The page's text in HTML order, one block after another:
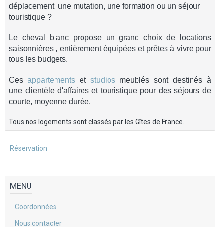
déplacement, une mutation, une formation ou un séjour
touristique ?
Le cheval blanc propose un grand choix de locations
saisonnières , entièrement équipées et prêtes à vivre pour
tous les budgets.
Ces appartementset studiosmeublés sont destinés à
une clientèle d'affaires et touristique pour des séjours de
courte, moyenne durée.
Tous nos logements sont classés par les Gîtes de France.
Réservation
MENU
Coordonnées
Nous contacter